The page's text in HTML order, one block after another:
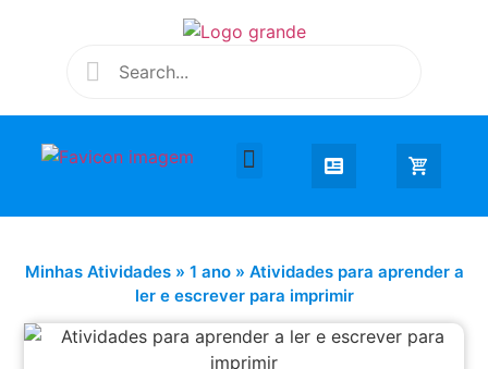
Minhas Atividades» 1 ano» Atividades para aprender a
ler e escrever para imprimir